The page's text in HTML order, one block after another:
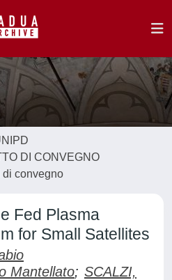
DI CONVEGNO
di convegno
Fed Plasma
for Small Satellites
Mantellato; SCALZI,